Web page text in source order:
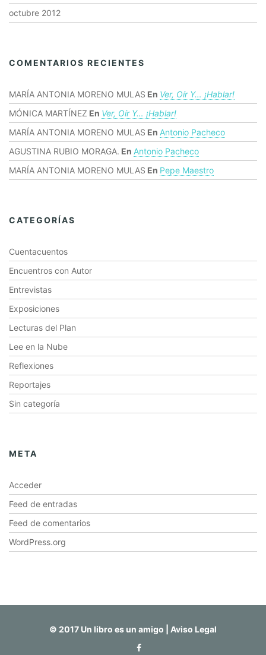
octubre 2012
COMENTARIOS RECIENTES
MARÍA ANTONIA MORENO MULAS En Ver, Oír Y… ¡hablar!
MÓNICA MARTÍNEZ En Ver, Oír Y… ¡hablar!
MARÍA ANTONIA MORENO MULAS En Antonio Pacheco
AGUSTINA RUBIO MORAGA. En Antonio Pacheco
MARÍA ANTONIA MORENO MULAS En Pepe Maestro
CATEGORÍAS
Cuentacuentos
Encuentros con Autor
Entrevistas
Exposiciones
Lecturas del Plan
Lee en la Nube
Reflexiones
Reportajes
Sin categoría
META
Acceder
Feed de entradas
Feed de comentarios
WordPress.org
© 2017 Un libro es un amigo | Aviso Legal